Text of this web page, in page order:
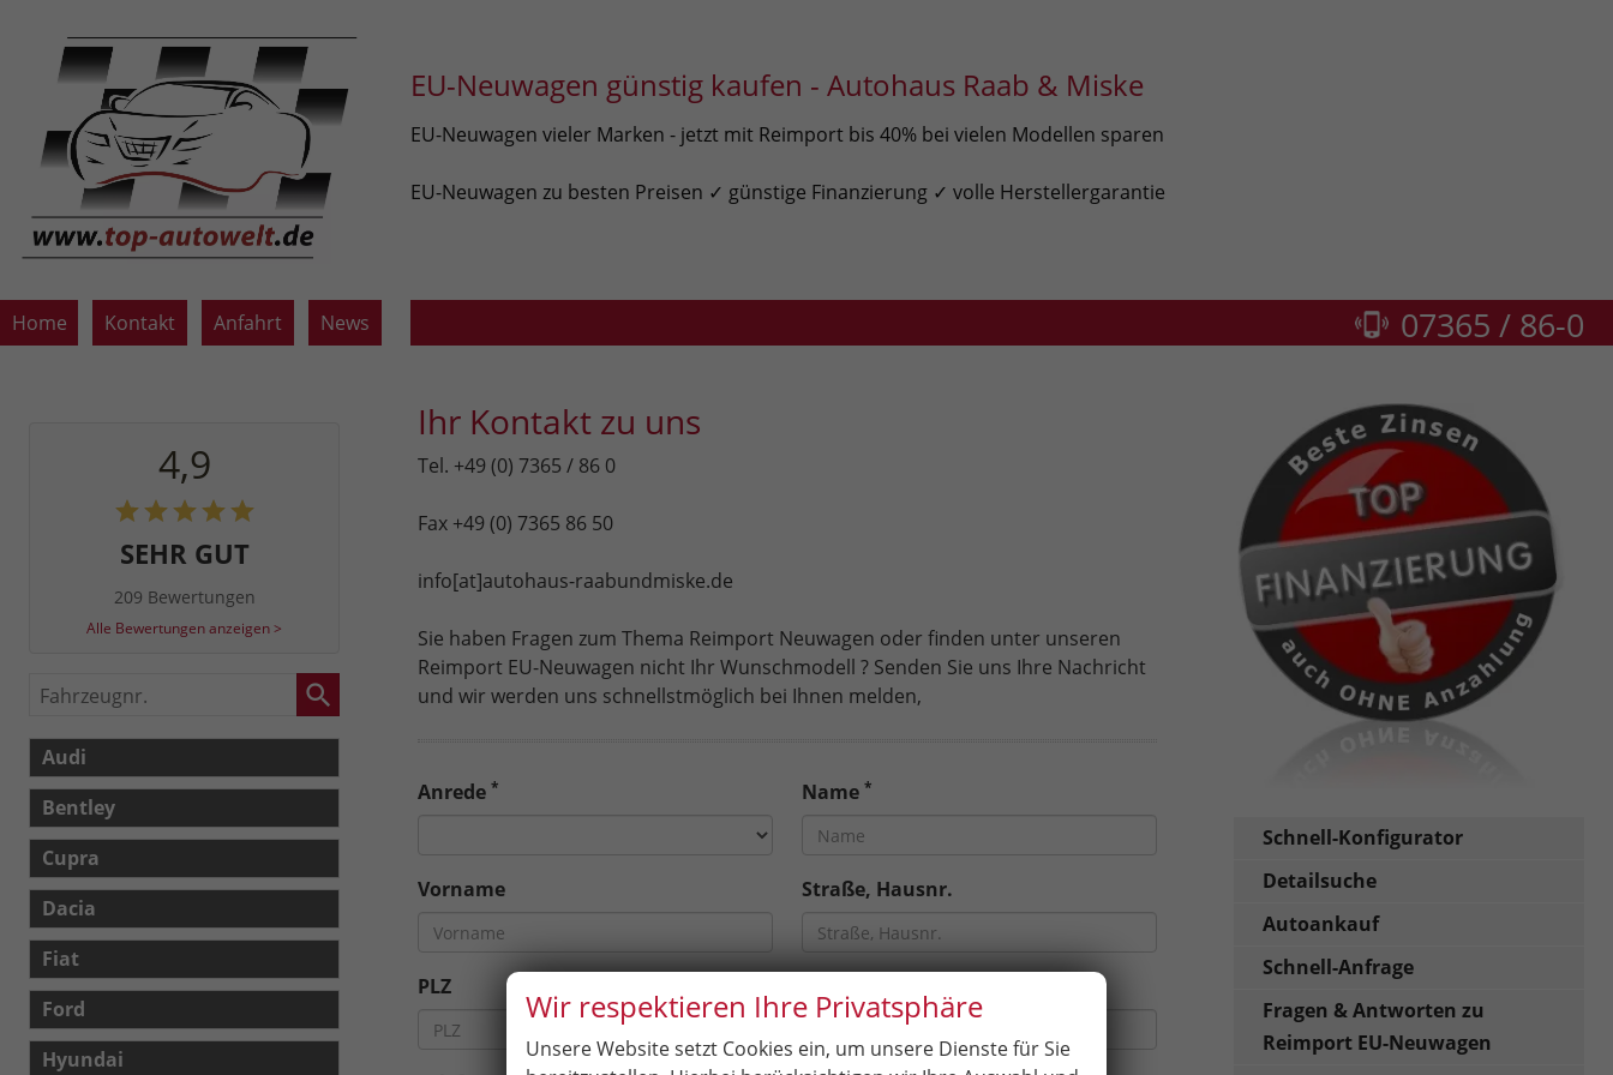
EU-Neuwagen günstig kaufen - Autohaus Raab & Miske
EU-Neuwagen vieler Marken - jetzt mit Reimport bis 40% bei vielen Modellen sparen
EU-Neuwagen zu besten Preisen ✓ günstige Finanzierung ✓ volle Herstellergarantie
Home Kontakt Anfahrt News 07365 / 86-0
Ihr Kontakt zu uns
Tel. +49 (0) 7365 / 86 0
Fax +49 (0) 7365 86 50
info[at]autohaus-raabundmiske.de
Sie haben Fragen zum Thema Reimport Neuwagen oder finden unter unseren
Reimport EU-Neuwagen nicht Ihr Wunschmodell ? Senden Sie uns Ihre Nachricht
und wir werden uns schnellstmöglich bei Ihnen melden,
Anrede * Name *
Vorname Straße, Hausnr.
PLZ
4,9
SEHR GUT
209 Bewertungen
Alle Bewertungen anzeigen >
Fahrzeugnr.
Audi
Bentley
Cupra
Dacia
Fiat
Ford
Hyundai
Schnell-Konfigurator
Detailsuche
Autoankauf
Schnell-Anfrage
Fragen & Antworten zu
Reimport EU-Neuwagen
Wir respektieren Ihre Privatsphäre
Unsere Website setzt Cookies ein, um unsere Dienste für Sie